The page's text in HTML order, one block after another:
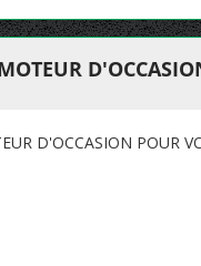
D'OCCASION POUR